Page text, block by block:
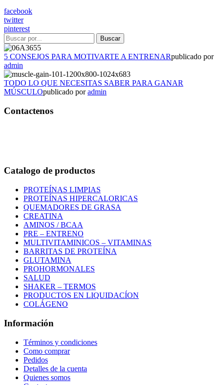
facebook
twitter
pinterest
5 CONSEJOS PARA MOTIVARTE A ENTRENARpublicado por
admin
TODO LO QUE NECESITAS SABER PARA GANAR
MÚSCULOpublicado poradmin
Contactenos
Catalogo de productos
PROTEÍNAS LIMPIAS
PROTEÍNAS HIPERCALORICAS
QUEMADORES DE GRASA
CREATINA
AMINOS / BCAA
PRE – ENTRENO
MULTIVITAMINICOS – VITAMINAS
BARRITAS DE PROTEÍNA
GLUTAMINA
PROHORMONALES
SALUD
SHAKER – TERMOS
PRODUCTOS EN LIQUIDACÍON
COLÁGENO
Información
Términos y condiciones
Como comprar
Pedidos
Detalles de la cuenta
Quienes somos